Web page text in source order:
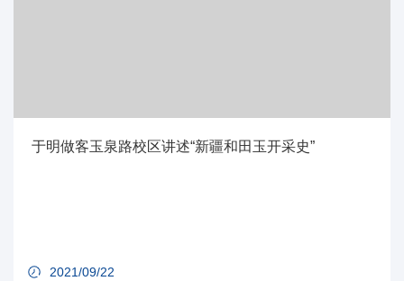
于明做客玉泉路校区讲述“新疆和田玉开采史”
2021/09/22